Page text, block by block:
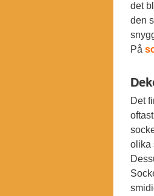
det
den
På
Det
olika